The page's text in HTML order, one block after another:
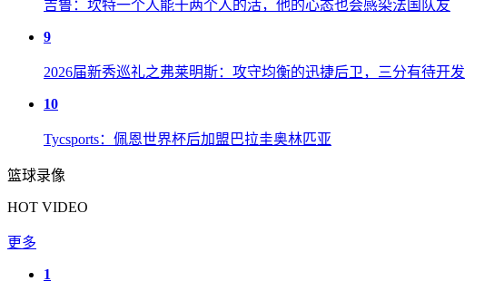
吉鲁：坎特一个人能干两个人的活，他的心态也会感染法国队友
9
2026届新秀巡礼之弗莱明斯：攻守均衡的迅捷后卫，三分有待开发
10
Tycsports：佩恩世界杯后加盟巴拉圭奥林匹亚
篮球录像
HOT VIDEO
更多
1